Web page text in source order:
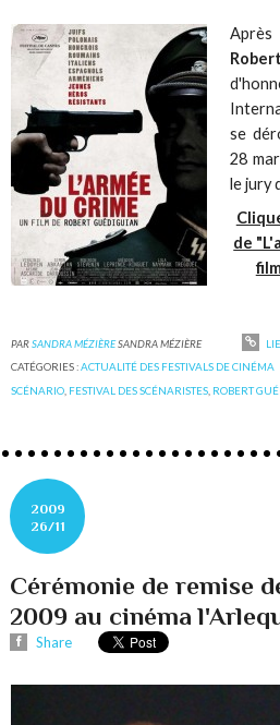
se
28
le jury
de
PARSANDRA MÉZIÈRESANDRA MÉZIÈRE
CATÉGORIES :ACTUALITÉ DES FESTIVALS DE CINÉMA
SCÉNARIO FESTIVAL DES SCÉNARISTES ROBERT
2009
26/11
Cérémonie de remise
2009 au cinéma
Share